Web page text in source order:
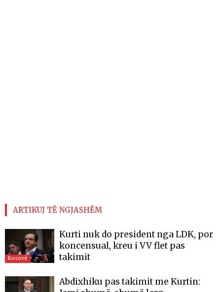
ARTIKUJ TË NGJASHËM
Kosovë
Kurti nuk do president nga LDK, por
koncensual, kreu i VV flet pas
takimit
Abdixhiku pas takimit me Kurtin: